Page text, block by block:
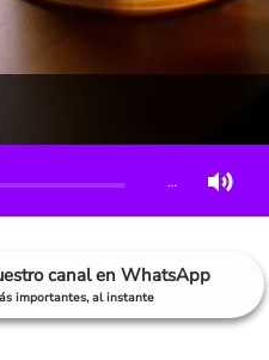
…
canal en WhatsApp
importantes, al instante